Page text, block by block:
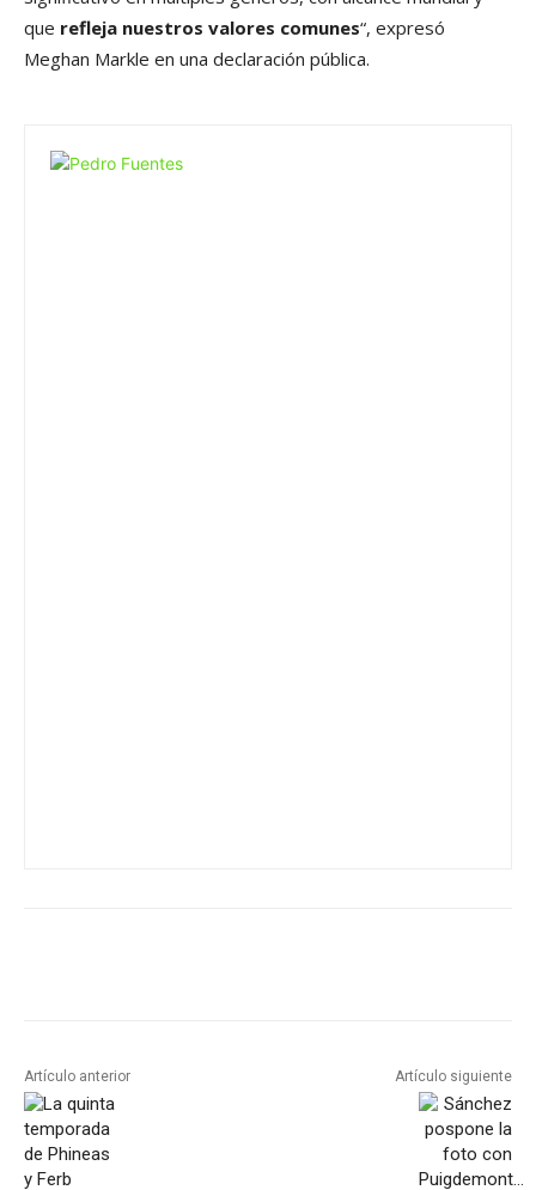
que refleja nuestros valores comunes“, expresó
Meghan Markle en una declaración pública.
Artículo anterior Artículo siguiente